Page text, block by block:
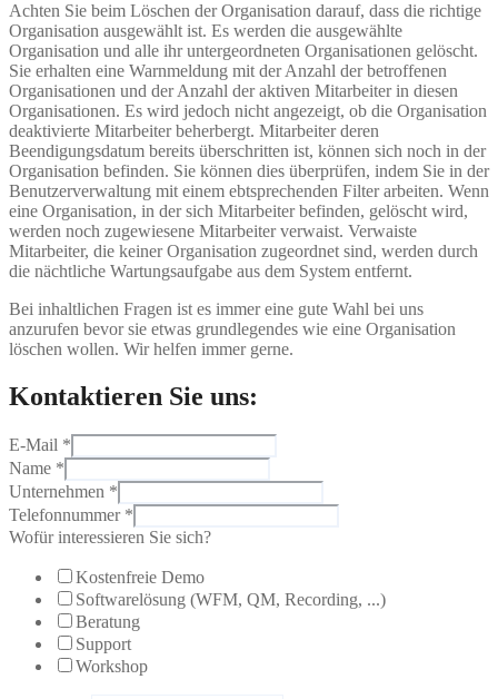
Achten Sie beim Löschen der Organisation darauf, dass die richtige
Organisation ausgewählt ist. Es werden die ausgewählte
Organisation und alle ihr untergeordneten Organisationen gelöscht.
Sie erhalten eine Warnmeldung mit der Anzahl der betroffenen
Organisationen und der Anzahl der aktiven Mitarbeiter in diesen
Organisationen. Es wird jedoch nicht angezeigt, ob die Organisation
deaktivierte Mitarbeiter beherbergt. Mitarbeiter deren
Beendigungsdatum bereits überschritten ist, können sich noch in der
Organisation befinden. Sie können dies überprüfen, indem Sie in der
Benutzerverwaltung mit einem ebtsprechenden Filter arbeiten. Wenn
eine Organisation, in der sich Mitarbeiter befinden, gelöscht wird,
werden noch zugewiesene Mitarbeiter verwaist. Verwaiste
Mitarbeiter, die keiner Organisation zugeordnet sind, werden durch
die nächtliche Wartungsaufgabe aus dem System entfernt.
Bei inhaltlichen Fragen ist es immer eine gute Wahl bei uns
anzurufen bevor sie etwas grundlegendes wie eine Organisation
löschen wollen. Wir helfen immer gerne.
Kontaktieren Sie uns:
E-Mail *
Name *
Unternehmen *
Telefonnummer *
Wofür interessieren Sie sich?
Kostenfreie Demo
Softwarelösung (WFM, QM, Recording, ...)
Beratung
Support
Workshop